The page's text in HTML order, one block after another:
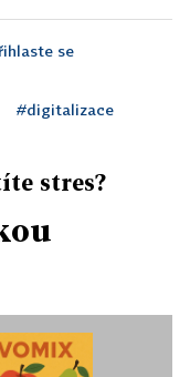
se
#digitalizace
stres?